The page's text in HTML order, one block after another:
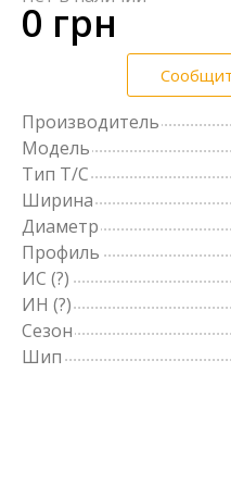
0 грн
Производитель
Модель
Тип Т/С
Ширина
Диаметр
Профиль
ИС (?)
ИН (?)
Сезон
Шип